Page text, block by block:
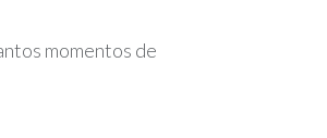
momentos de